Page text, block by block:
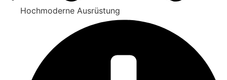
Hochmoderne Ausrüstung